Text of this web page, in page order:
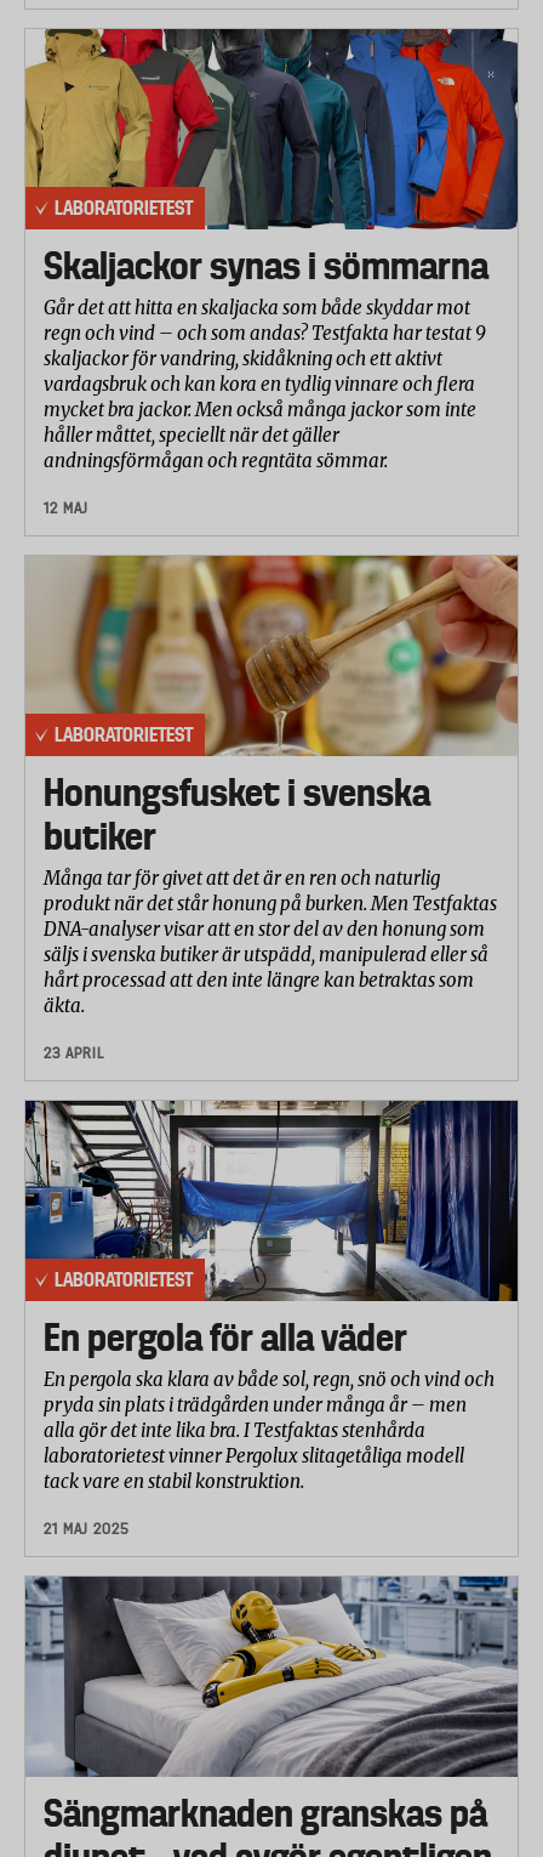
LABORATORIETEST
Skaljackor synas i sömmarna
Går det att hitta en skaljacka som både skyddar mot
regn och vind – och som andas? Testfakta har testat 9
skaljackor för vandring, skidåkning och ett aktivt
vardagsbruk och kan kora en tydlig vinnare och flera
mycket bra jackor. Men också många jackor som inte
håller måttet, speciellt när det gäller
andningsförmågan och regntäta sömmar.
12 MAJ
LABORATORIETEST
Honungsfusket i svenska
butiker
Många tar för givet att det är en ren och naturlig
produkt när det står honung på burken. Men Testfaktas
DNA-analyser visar att en stor del av den honung som
säljs i svenska butiker är utspädd, manipulerad eller så
hårt processad att den inte längre kan betraktas som
äkta.
23 APRIL
LABORATORIETEST
En pergola för alla väder
En pergola ska klara av både sol, regn, snö och vind och
pryda sin plats i trädgården under många år – men
alla gör det inte lika bra. I Testfaktas stenhårda
laboratorietest vinner Pergolux slitagetåliga modell
tack vare en stabil konstruktion.
21 MAJ 2025
Sängmarknaden granskas på